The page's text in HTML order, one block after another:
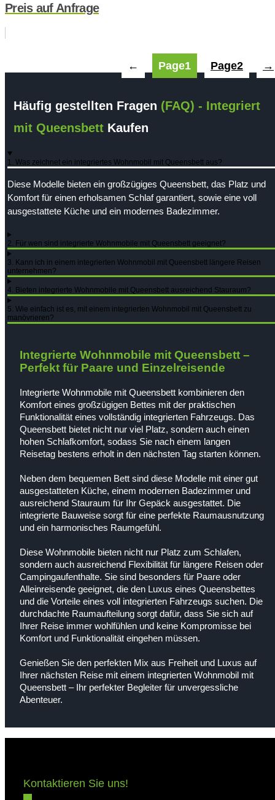
Preis auf Anfrage
← Page1 Page2 →
Häufig gestellten Fragen (FAQ) - Integriert
mit Queensbett Kaufen
1. Was zeichnet ein integriertes Wohnmobil mit Queensbett aus?
Diese Modelle bieten ein großzügiges Queensbett, das Platz und
Komfort für einen erholsamen Schlaf garantiert, sowie eine voll
ausgestattete Küche und ein modernes Badezimmer.
2. Für wen sind integrierte Wohnmobile mit Queensbett geeignet?
3. Kann ich in einem integrierten Wohnmobil mit Queensbett längere Reisen
unternehmen?
4. Bieten integrierte Wohnmobile mit Queensbett ausreichend Stauraum?
5. Wie einfach ist es, mit einem integrierten Wohnmobil mit Queensbett zu
manövrieren?
Integrierte Wohnmobile mit Queensbett –
Perfekt für Paare und Einzelreisende
Integrierte Wohnmobile mit Queensbett kombinieren den
Komfort eines großzügigen Bettes mit der praktischen
Funktionalität eines vollständig integrierten Fahrzeugs. Das
Queensbett bietet nicht nur viel Platz, sondern auch einen
hohen Schlafkomfort, sodass Sie nach einem langen
Reisetag bestens erholt in den nächsten Tag starten können.
Neben dem bequemen Bett sind diese Modelle mit einer gut
ausgestatteten Küche, einem modernen Badezimmer und
ausreichend Stauraum für Ihr Gepäck ausgestattet. Die
integrierte Bauweise sorgt für eine perfekte Raumausnutzung
und ein harmonisches Raumgefühl.
Diese Wohnmobile bieten nicht nur Platz zum Schlafen,
sondern auch ausreichend Flexibilität für längere Reisen oder
Campingaufenthalte. Sie sind besonders für Paare oder
Alleinreisende geeignet, die den Luxus eines Queensbettes
und die Vorteile eines voll integrierten Fahrzeugs suchen. Die
durchdachte Raumaufteilung sorgt dafür, dass Sie sich auf
Ihrer Reise immer wohlfühlen und keine Kompromisse bei
Komfort und Funktionalität eingehen müssen.
Genießen Sie den perfekten Mix aus Freiheit und Luxus auf
Ihrer nächsten Reise mit einem integrierten Wohnmobil mit
Queensbett – Ihr perfekter Begleiter für unvergessliche
Abenteuer.
Kontaktieren Sie uns!